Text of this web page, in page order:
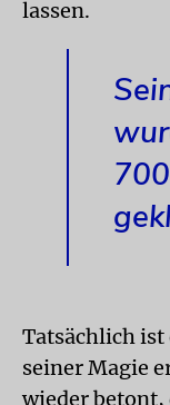
lassen.
Tatsächlich ist
seiner Magie
wieder betont,